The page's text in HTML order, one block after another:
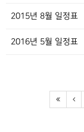
2015년 8월 일정표
2016년 5월 일정표